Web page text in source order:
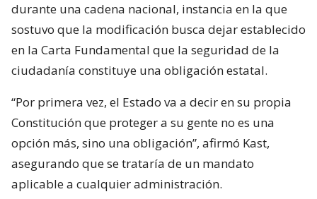
durante una cadena nacional, instancia en la que
sostuvo que la modificación busca dejar establecido
en la Carta Fundamental que la seguridad de la
ciudadanía constituye una obligación estatal.
“Por primera vez, el Estado va a decir en su propia
Constitución que proteger a su gente no es una
opción más, sino una obligación”, afirmó Kast,
asegurando que se trataría de un mandato
aplicable a cualquier administración.